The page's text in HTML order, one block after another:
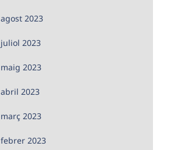
agost 2023
juliol 2023
maig 2023
abril 2023
març 2023
febrer 2023